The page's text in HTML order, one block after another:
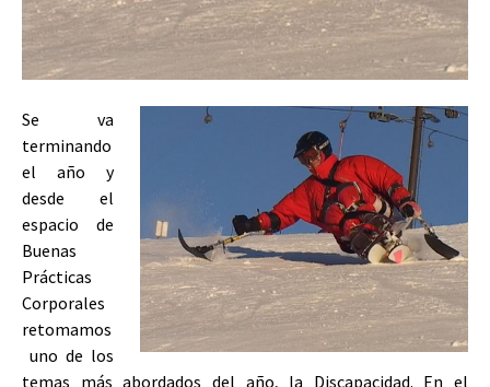
Se va
terminando
el año y
desde el
espacio de
Buenas
Prácticas
Corporales
retomamos
uno de los
temas más abordados del año, la Discapacidad. En el